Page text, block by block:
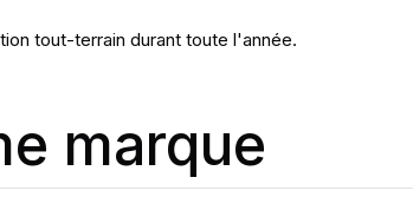
tout-terrain durant toute l'année.
marque